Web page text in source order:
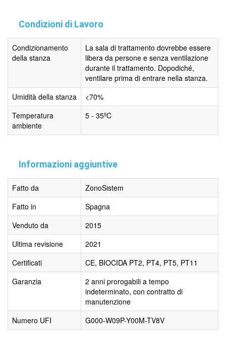
Condizioni di Lavoro
Condizionamento
della stanza
La sala di trattamento dovrebbe essere
libera da persone e senza ventilazione
durante il trattamento. Dopodiché,
ventilare prima di entrare nella stanza.
Umidità della stanza
<70%
Temperatura
ambiente
5 - 35ºC
Informazioni aggiuntive
Fatto da
ZonoSistem
Fatto in
Spagna
Venduto da
2015
Ultima revisione
2021
Certificati
CE, BIOCIDA PT2, PT4, PT5, PT11
Garanzia
2 anni prorogabili a tempo
indeterminato, con contratto di
manutenzione
Numero UFI
G000-W09P-Y00M-TV8V